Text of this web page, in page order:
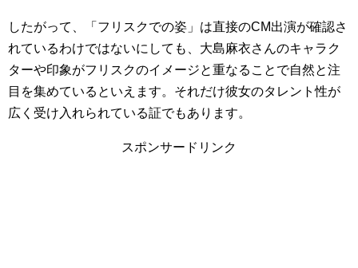
したがって、「フリスクでの姿」は直接のCM出演が確認さ
れているわけではないにしても、大島麻衣さんのキャラク
ターや印象がフリスクのイメージと重なることで自然と注
目を集めているといえます。それだけ彼女のタレント性が
広く受け入れられている証でもあります。
スポンサードリンク